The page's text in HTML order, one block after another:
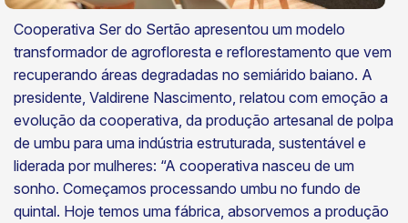
Cooperativa Ser do Sertão apresentou um modelo
transformador de agrofloresta e reflorestamento que vem
recuperando áreas degradadas no semiárido baiano. A
presidente, Valdirene Nascimento, relatou com emoção a
evolução da cooperativa, da produção artesanal de polpa
de umbu para uma indústria estruturada, sustentável e
liderada por mulheres: “A cooperativa nasceu de um
sonho. Começamos processando umbu no fundo de
quintal. Hoje temos uma fábrica, absorvemos a produção